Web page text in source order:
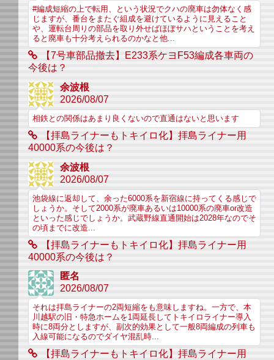
#編成短縮の上で転用、という状況でクハの廃車は勿体なく感
じますが、番台をまたぐ組成を避けているように見えること
や、運転台周りの部品を取り外せばほぼサハということを考え
ると廃車も十分考えられるのかなと他...
【7号車部品撤去】E233系ケヨF53編成各車両の
今後は？
余波根
2026/08/07
相鉄との関係はあまり良くないので直通はないと思います
【拝島ライナーもトキイロ化】拝島ライナー用
40000系の今後は？
余波根
2026/08/07
池袋線に返却して、余った6000系を新宿線に持ってくる感じで
しょうか。そして2000系が廃車あるいは10000系の廃車or改造
といった感じでしょうか。武蔵野線直通開始は2028年なのでそ
の頃までに改造...
【拝島ライナーもトキイロ化】拝島ライナー用
40000系の今後は？
匿名
2026/08/07
それは拝島ライナーの2両短縮をも意味しますね。一方で、本
川越駅の旧・特急ホームを1両延長してトキイロライナー導入
時に8両分としますが、副次的効果として一般8両編成の列車も
入線可能になるのでダイヤ混乱時...
【拝島ライナーもトキイロ化】拝島ライナー用